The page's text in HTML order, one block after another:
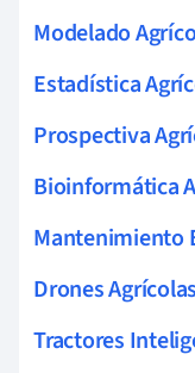
Modelado
Estadística
Prospectiva
Bioinformática
Mantenimiento
Drones Agrícolas
Tractores